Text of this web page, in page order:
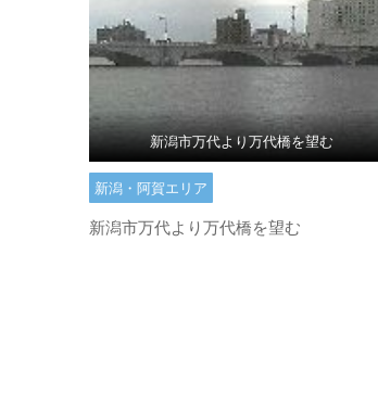
新潟市万代より万代橋を望む
新潟・阿賀エリア
新潟市万代より万代橋を望む